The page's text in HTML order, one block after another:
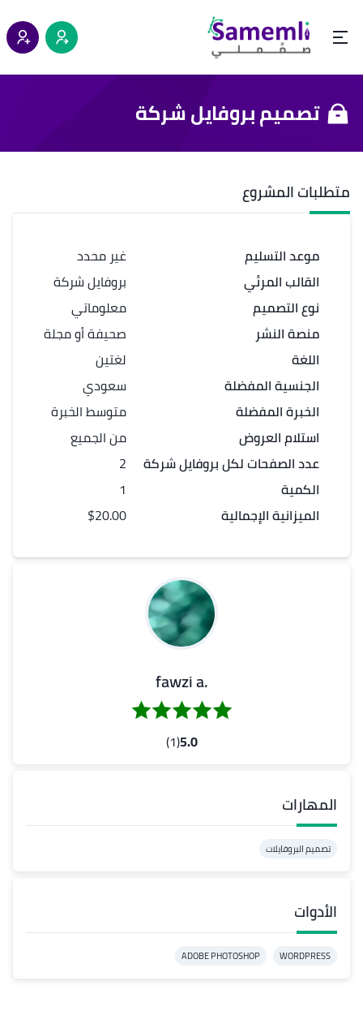
تصميم بروفايل شركة
متطلبات المشروع
موعد التسليم
القالب المرئي
نوع التصميم
منصة النشر
اللغة
الجنسية المفضلة
الخبرة المفضلة
استلام العروض
عددالصفحاتلكلبروفايل شركة
الكمية
الميزانية الإجمالية
غير محدد
بروفايل شركة
معلوماتي
صحيفة أو مجلة
لغتين
سعودي
متوسط الخبرة
من الجميع
2
1
$20.00
.fawzi a
5.0
(1)
المهارات
تصميم البروفايلات
الأدوات
WORDPRESS
ADOBE PHOTOSHOP